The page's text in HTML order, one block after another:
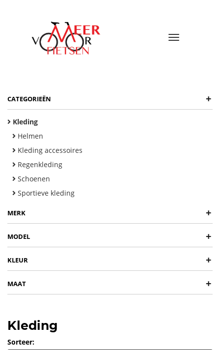
Toggle
CATEGORIEËN +
Kleding
Helmen
Kleding accessoires
Regenkleding
Schoenen
Sportieve kleding
MERK +
MODEL +
KLEUR +
MAAT +
Kleding
Sorteer: